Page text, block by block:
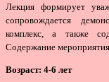
Лекция формирует
сопровождается
комплекс, а также
Содержание
Возраст: 4-6 лет